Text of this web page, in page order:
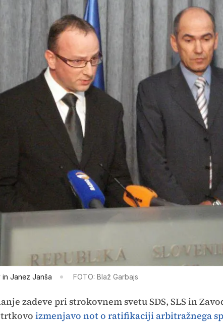
in Janez Janša FOTO: Blaž Garbajs
zadeve pri strokovnem svetu SDS, SLS in
izmenjavo not o ratifikaciji arbitražnega